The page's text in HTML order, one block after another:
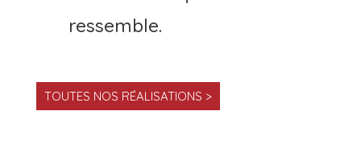
ressemble.
TOUTES NOS RÉALISATIONS >